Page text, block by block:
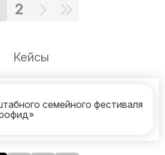
2
Кейсы
семейного фестиваля